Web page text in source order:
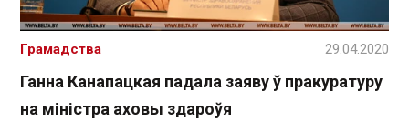
Ганна Канапацкая падала заяву ў пракуратуру
на міністра аховы здароўя
Грамадства 29.04.2020